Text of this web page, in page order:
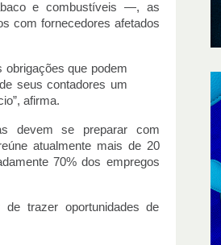
e combustíveis —, as
com fornecedores afetados
obrigações que podem
seus contadores um
afirma.
devem se preparar com
atualmente mais de 20
70% dos empregos
trazer oportunidades de